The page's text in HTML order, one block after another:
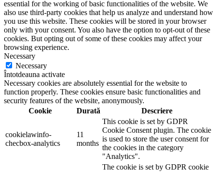
essential for the working of basic functionalities of the website. We
also use third-party cookies that help us analyze and understand how
you use this website. These cookies will be stored in your browser
only with your consent. You also have the option to opt-out of these
cookies. But opting out of some of these cookies may affect your
browsing experience.
Necessary
Necessary
Întotdeauna activate
Necessary cookies are absolutely essential for the website to
function properly. These cookies ensure basic functionalities and
security features of the website, anonymously.
Cookie
Durată Descriere
cookielawinfo-
checbox-analytics
11
months
This cookie is set by GDPR
Cookie Consent plugin. The cookie
is used to store the user consent for
the cookies in the category
"Analytics".
The cookie is set by GDPR cookie